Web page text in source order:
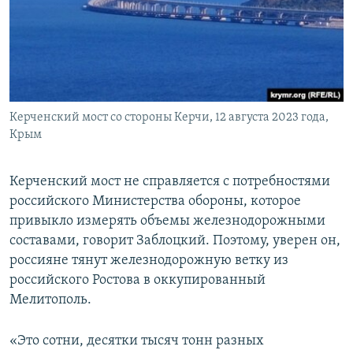
Керченский мост со стороны Керчи, 12 августа 2023 года,
Крым
Керченский мост не справляется с потребностями
российского Министерства обороны, которое
привыкло измерять объемы железнодорожными
составами, говорит Заблоцкий. Поэтому, уверен он,
россияне тянут железнодорожную ветку из
российского Ростова в оккупированный
Мелитополь.
«Это сотни, десятки тысяч тонн разных